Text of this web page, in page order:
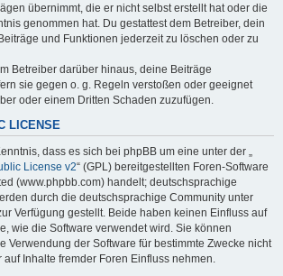
übernimmt, die er nicht selbst erstellt hat oder die
genommen hat. Du gestattest dem Betreiber, dein
und Funktionen jederzeit zu löschen oder zu
Betreiber darüber hinaus, deine Beiträge
sie gegen o. g. Regeln verstoßen oder geeignet
oder einem Dritten Schaden zuzufügen.
LICENSE
dass es sich bei phpBB um eine unter der „
License v2“ (GPL) bereitgestellten Foren-Software
(www.phpbb.com) handelt; deutschsprachige
durch die deutschsprachige Community unter
Verfügung gestellt. Beide haben keinen Einfluss auf
wie die Software verwendet wird. Sie können
Verwendung der Software für bestimmte Zwecke nicht
auf Inhalte fremder Foren Einfluss nehmen.